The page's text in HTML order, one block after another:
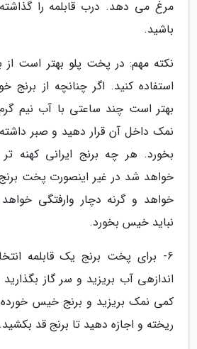
مرغ می دهد. درب قابلمه را
باشید.
نکته مهم: در پخت پلو بهتر است از
استفاده کنید. اگر چنانچه از برنج
بهتر است چند ساعتی با آب نیم
نمک داخل آن قرار دهید و صبر
بخورد. هر چه برنج ایرانی کهنه
خواهد شد در غیر اینصورت پخت
خواهد و گرنه دچار وارفتگی
نباید خیس بخورد.
6- برای پخت برنج یک قابلمه
اندازهی آب بریزید و سر گاز
کمی نمک بریزید و برنج خیس
ریخته و اجازه دهید تا برنج قد بکشید.